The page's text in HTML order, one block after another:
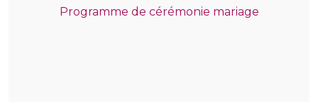
Programme de cérémonie mariage